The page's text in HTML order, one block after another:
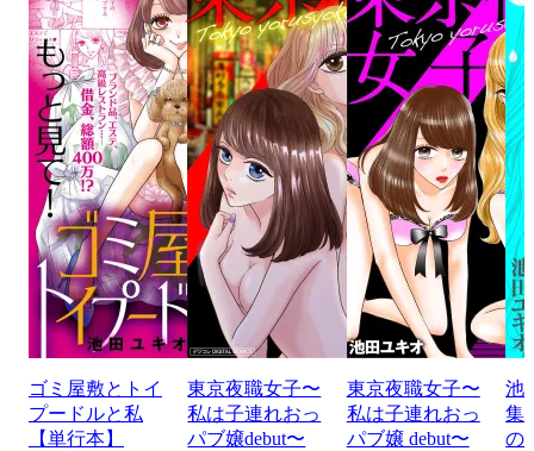
ゴミ屋敷とトイ
プードルと私
【単行本】
東京夜職女子〜
私は子連れおっ
パブ嬢debut〜
東京夜職女子〜
私は子連れおっ
パブ嬢 debut〜
池
集
の